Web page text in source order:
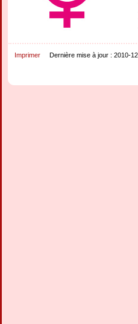
Imprimer Dernière mise à jour : 2010-